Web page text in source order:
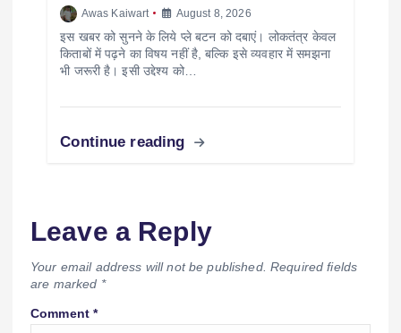
Awas Kaiwart August 8, 2026
इस खबर को सुनने के लिये प्ले बटन को दबाएं। लोकतंत्र केवल
किताबों में पढ़ने का विषय नहीं है, बल्कि इसे व्यवहार में समझना
भी जरूरी है। इसी उद्देश्य को…
Continue reading
Leave a Reply
Your email address will not be published. Required fields
are marked *
Comment*